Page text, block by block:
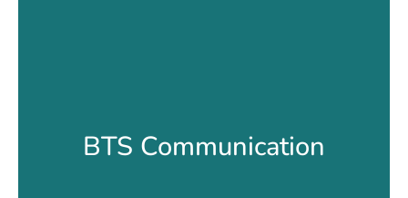
BTS Communication
BAC +1 / +2 Diplôme d’État